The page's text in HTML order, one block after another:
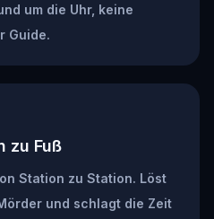
um die Uhr, keine
Guide.
zu Fuß
Station zu Station. Löst
und schlagt die Zeit